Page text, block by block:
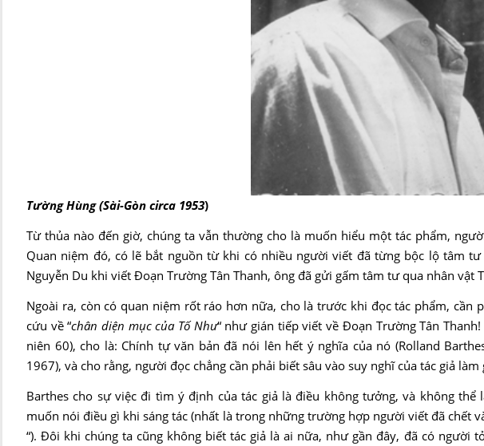
Tường Hùng (Sài-Gòn circa 1953)
Từ thủa nào đến giờ, chúng ta vẫn thường cho là muốn hiểu một tác phẩm,
Quan niệm đó, có lẽ bắt nguồn từ khi có nhiều người viết đã từng bộc lộ tâm
Nguyễn Du khi viết Đoạn Trường Tân Thanh, ông đã gửi gấm tâm tư qua nhân vật
Ngoài ra, còn có quan niệm rốt ráo hơn nữa, cho là trước khi đọc tác phẩm, cần
cứu về “chân diện mục của Tố Như“ như gián tiếp viết về Đoạn Trường Tân
niên 60), cho là: Chính tự văn bản đã nói lên hết ý nghĩa của nó (Rolland
1967), và cho rằng, người đọc chẳng cần phải biết sâu vào suy nghĩ của tác giả làm
Barthes cho sự việc đi tìm ý định của tác giả là điều không tưởng, và không
muốn nói điều gì khi sáng tác (nhất là trong những trường hợp người viết đã chết
“). Đôi khi chúng ta cũng không biết tác giả là ai nữa, như gần đây, đã có người